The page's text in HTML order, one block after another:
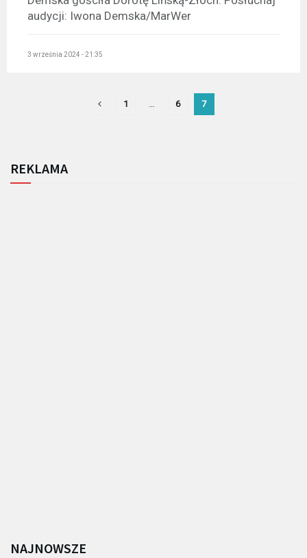
audycji: Iwona Demska/MarWer
3 września 2024 - 21:35
1 … 6 7
REKLAMA
NAJNOWSZE